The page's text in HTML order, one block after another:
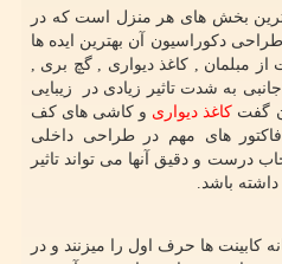
بخش های هر منزل است که در
طراحی دکوراسیون آن بهترین ایده ها
از مبلمان , کاغذ دیواری , گچ بری ,
به شدت تاثیر زیادی در زیبایی
گفت کاغذ دیواری و کاشی های کف
های مهم در طراحی داخلی
درست و دقیق آنها می تواند تاثیر
باشد.
کابینت ها حرف اول را میزنند و در